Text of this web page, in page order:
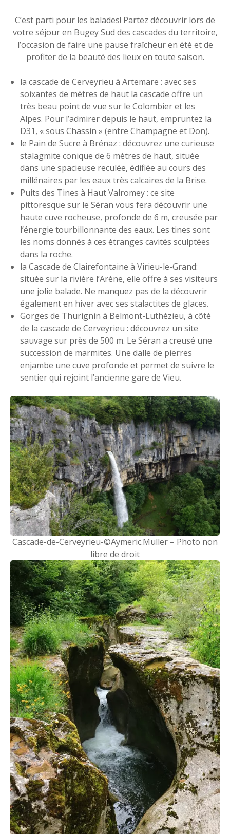
C’est parti pour les balades! Partez découvrir lors de
votre séjour en Bugey Sud des cascades du territoire,
l’occasion de faire une pause fraîcheur en été et de
profiter de la beauté des lieux en toute saison.
la cascade de Cerveyrieu à Artemare : avec ses
soixantes de mètres de haut la cascade offre un
très beau point de vue sur le Colombier et les
Alpes. Pour l’admirer depuis le haut, empruntez la
D31, « sous Chassin » (entre Champagne et Don).
le Pain de Sucre à Brénaz : découvrez une curieuse
stalagmite conique de 6 mètres de haut, située
dans une spacieuse reculée, édifiée au cours des
millénaires par les eaux très calcaires de la Brise.
Puits des Tines à Haut Valromey : ce site
pittoresque sur le Séran vous fera découvrir une
haute cuve rocheuse, profonde de 6 m, creusée par
l’énergie tourbillonnante des eaux. Les tines sont
les noms donnés à ces étranges cavités sculptées
dans la roche.
la Cascade de Clairefontaine à Virieu-le-Grand:
située sur la rivière l’Arène, elle offre à ses visiteurs
une jolie balade. Ne manquez pas de la découvrir
également en hiver avec ses stalactites de glaces.
Gorges de Thurignin à Belmont-Luthézieu, à côté
de la cascade de Cerveyrieu : découvrez un site
sauvage sur près de 500 m. Le Séran a creusé une
succession de marmites. Une dalle de pierres
enjambe une cuve profonde et permet de suivre le
sentier qui rejoint l’ancienne gare de Vieu.
Cascade-de-Cerveyrieu-©Aymeric.Müller – Photo non
libre de droit